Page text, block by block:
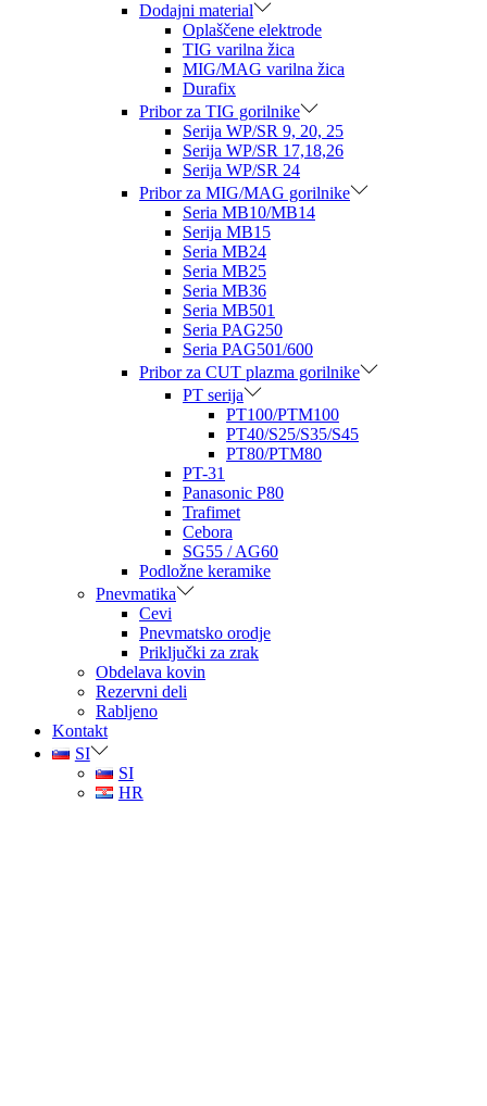
Dodajni material
Oplaščene elektrode
TIG varilna žica
MIG/MAG varilna žica
Durafix
Pribor za TIG gorilnike
Serija WP/SR 9, 20, 25
Serija WP/SR 17,18,26
Serija WP/SR 24
Pribor za MIG/MAG gorilnike
Seria MB10/MB14
Serija MB15
Seria MB24
Seria MB25
Seria MB36
Seria MB501
Seria PAG250
Seria PAG501/600
Pribor za CUT plazma gorilnike
PT serija
PT100/PTM100
PT40/S25/S35/S45
PT80/PTM80
PT-31
Panasonic P80
Trafimet
Cebora
SG55 / AG60
Podložne keramike
Pnevmatika
Cevi
Pnevmatsko orodje
Priključki za zrak
Obdelava kovin
Rezervni deli
Rabljeno
Kontakt
SI
SI
HR